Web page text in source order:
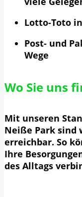
Lotto-Toto
Post- und
Wege
Wo Sie uns
Mit unseren
Neiße Park sind
erreichbar. So
Ihre
des Alltags